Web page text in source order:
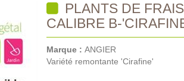
PLANTS DE
CALIBRE B-
Marque : ANGIER
Variété remontante 'Cirafine'